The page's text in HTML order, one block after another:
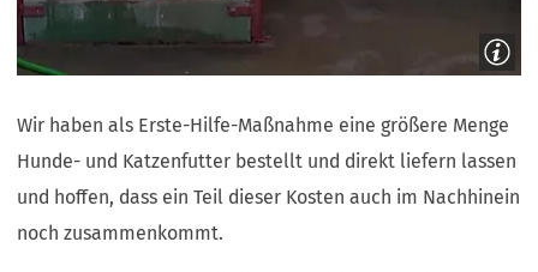
Wir haben als Erste-Hilfe-Maßnahme eine größere Menge
Hunde- und Katzenfutter bestellt und direkt liefern lassen
und hoffen, dass ein Teil dieser Kosten auch im Nachhinein
noch zusammenkommt.